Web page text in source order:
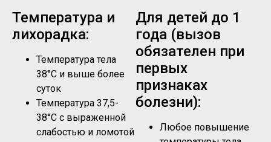
Температура и
лихорадка:
Температура тела
38°C и выше более
суток
Температура 37,5-
38°C с выраженной
слабостью и ломотой
Для детей до 1
года (вызов
обязателен при
первых
признаках
болезни):
Любое повышение